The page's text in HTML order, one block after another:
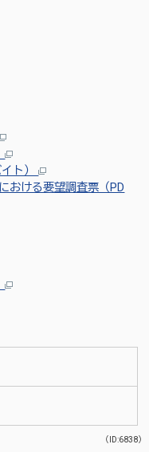
イト）
おける要望調査票（PD
（ID:6838）